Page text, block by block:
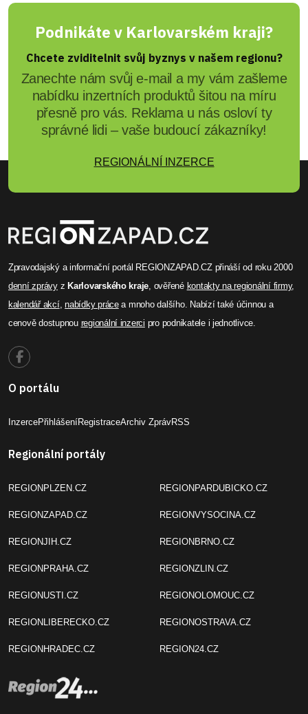
Podnikáte v Karlovarském kraji?
Chcete zviditelnit svůj byznys v našem regionu?
Zanechte nám svůj e-mail a my vám zašleme
nabídku inzertních produktů šitou na míru
přesně pro vás. Reklama u nás osloví ty
správné lidi – vaše budoucí zákazníky!
REGIONÁLNÍ INZERCE
Zpravodajský a informační portál REGIONZAPAD.CZ přináší od roku 2000
denní zprávyzKarlovarského kraje , ověřené kontakty na regionální firmy,
kalendář akcí,nabídky prácea mnoho dalšího. Nabízí také účinnou a
cenově dostupnou regionální inzerci pro podnikatele i jednotlivce.
O portálu
InzercePřihlášeníRegistraceArchiv ZprávRSS
Regionální portály
REGIONPLZEN.CZ
REGIONZAPAD.CZ
REGIONJIH.CZ
REGIONPRAHA.CZ
REGIONUSTI.CZ
REGIONLIBERECKO.CZ
REGIONHRADEC.CZ
REGIONPARDUBICKO.CZ
REGIONVYSOCINA.CZ
REGIONBRNO.CZ
REGIONZLIN.CZ
REGIONOLOMOUC.CZ
REGIONOSTRAVA.CZ
REGION24.CZ